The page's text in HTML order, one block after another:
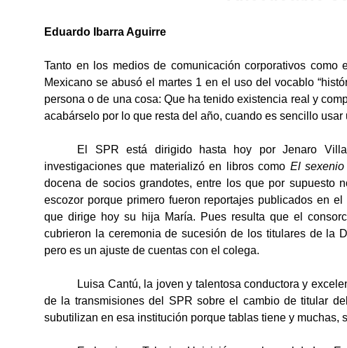
Eduardo Ibarra Aguirre
Tanto en los medios de comunicación corporativos
Mexicano se abusó el martes 1 en el uso del vocablo
persona o de una cosa: Que ha tenido existencia real y
acabárselo por lo que resta del año, cuando es sencillo
El SPR está dirigido hasta hoy por Jenaro
investigaciones que materializó en libros como El
docena de socios grandotes, entre los que por supuesto
escozor porque primero fueron reportajes publicados en
que dirige hoy su hija María. Pues resulta que el
cubrieron la ceremonia de sucesión de los titulares de la
pero es un ajuste de cuentas con el colega.
Luisa Cantú, la joven y talentosa conductora y
de la transmisiones del SPR sobre el cambio de titular
subutilizan en esa institución porque tablas tiene y muchas,